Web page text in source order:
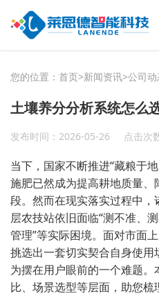
您的位置： 首页>新闻资讯>公司
土壤养分分析系统怎么
发布时间：2026-05-26 点击次
当下，国家不断推进“藏粮于
施肥已然成为提高耕地质量
段。然而在现实落实过程中
层农技站依旧面临“测不准、
管理”等实际困境。面对市面
挑选出一套切实契合自身使
为摆在用户眼前的一个难题
比、场景选型等层面，助您梳